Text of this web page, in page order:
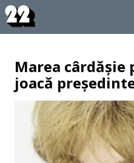
Marea cârdășie
joacă